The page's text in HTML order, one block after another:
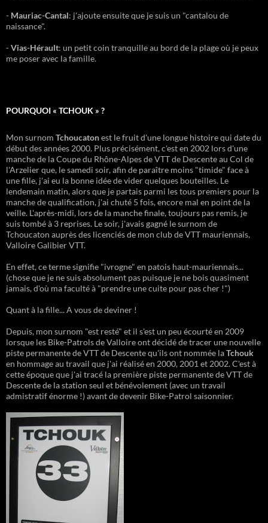
- Mauriac-Cantal: j'ajoute ensuite que je suis un "cantalou de
naissance".
-Vias-Hérault: un petit coin tranquille au bord de la plage où je peux
me poser avec la famille.
POURQUOI « TCHOUK » ?
Mon surnom Tchoucatonest le fruit d'une longue histoire qui date du
début des années 2000. Plus précisément, c'est en 2002 lors d'une
manche de la Coupe du Rhône-Alpes de VTT de Descente au Col de
l'Arzelier que, le samedi soir, afin de paraître moins "timide" face à
une fille, j'ai eu la bonne idée de vider quelques bouteilles. Le
lendemain matin, alors que je partais parmi les tous premiers pour la
manche de qualification, j'ai chuté 5 fois, encore mal en point de la
veille. L'après-midi, lors de la manche finale, toujours pas remis, je
suis tombé à 3 reprises. Le soir, j'avais gagné le surnom de
Tchoucaton auprès des licenciés de mon club de VTT mauriennais,
Valloire Galibier VTT.
En effet, ce terme signifie "ivrogne" en patois haut-mauriennais...
(chose que je ne suis absolument pas puisque je ne bois quasiment
jamais, d'où ma faculté à "prendre une cuite pour pas cher !")
Quant à la fille... A vous de deviner !
Depuis, mon surnom "est resté" et il s'est un peu écourté en 2009
lorsque les Bike-Patrols de Valloire ont décidé de tracer une nouvelle
piste permanente de VTT de Descente qu'ils ont nommée laTchouk
en hommage au travail que j'ai réalisé en 2000, 2001 et 2002. C'est à
cette époque que j'ai tracé la première piste permanente de VTT de
Descente de la station seul et bénévolement (avec un travail
admistratif énorme !) avant de devenir Bike-Patrol saisonnier.